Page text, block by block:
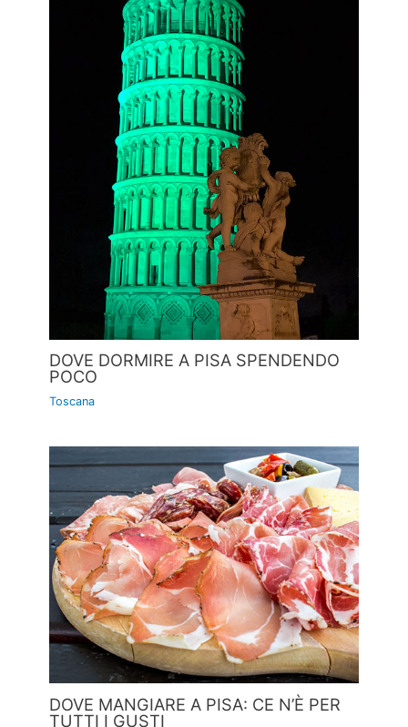
DOVE DORMIRE A PISA SPENDENDO
POCO
Toscana
DOVE MANGIARE A PISA: CE N’È PER
TUTTI I GUSTI